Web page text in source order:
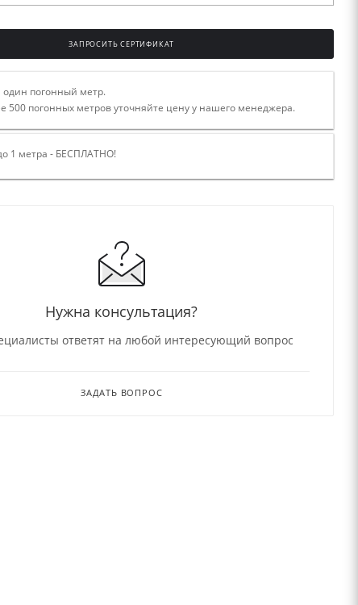
ЗАПРОСИТЬ СЕРТИФИКАТ
один погонный метр.
500 погонных метров уточняйте цену у нашего менеджера.
1 метра - БЕСПЛАТНО!
Нужна консультация?
ответят на любой интересующий вопрос
ЗАДАТЬ ВОПРОС